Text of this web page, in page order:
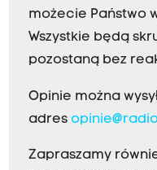
możecie Państwo
Wszystkie będą
pozostaną bez
Opinie można
adres
Zapraszamy